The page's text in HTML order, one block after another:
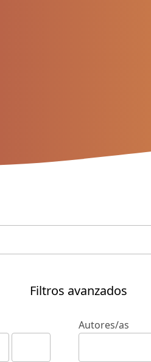
Filtros avanzados
Autores/as